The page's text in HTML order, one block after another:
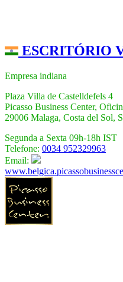
ESCRITÓRIO
Empresa indiana
Plaza Villa de Castelldefels 4
Picasso Business Center,
29006 Malaga, Costa del Sol,
Segunda a Sexta 09h-18h IST
Telefone: 0034 952329963
Email: